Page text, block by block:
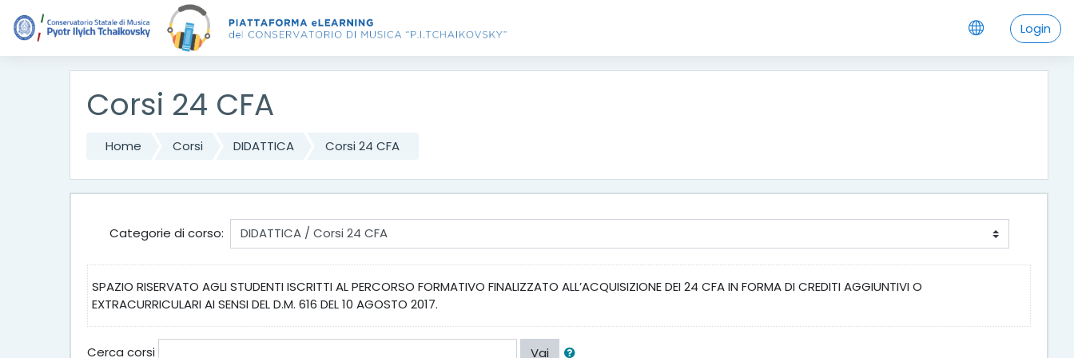
Login
Vai al contenuto principale
Corsi 24 CFA
Home Corsi DIDATTICA Corsi 24 CFA
Categorie di corso:
SPAZIO RISERVATO AGLI STUDENTI ISCRITTI AL PERCORSO FORMATIVO FINALIZZATO ALL’ACQUISIZIONE DEI 24 CFA IN FORMA DI CREDITI AGGIUNTIVI O
EXTRACURRICULARI AI SENSI DEL D.M. 616 DEL 10 AGOSTO 2017.
Cerca corsi Vai